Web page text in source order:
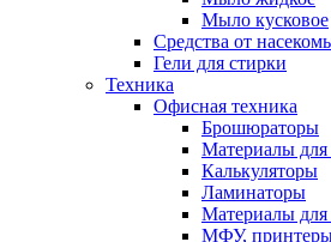
Мыло кусковое
Средства от
Гели для стирки
Техника
Офисная техника
Брошюраторы
Материалы
Калькуляторы
Ламинаторы
Материалы
МФУ,